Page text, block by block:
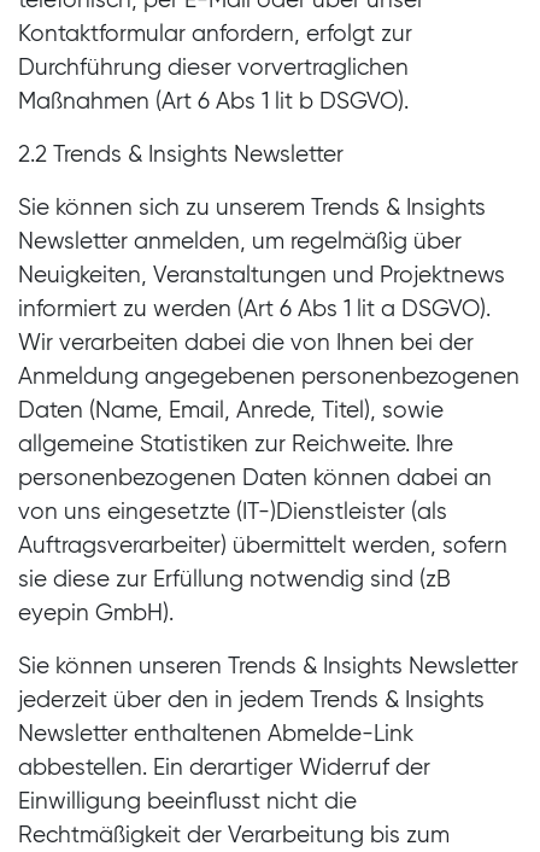
Kontaktformular anfordern, erfolgt zur
Durchführung dieser vorvertraglichen
Maßnahmen (Art 6 Abs 1 lit b DSGVO).
2.2 Trends & Insights Newsletter
Sie können sich zu unserem Trends & Insights
Newsletter anmelden, um regelmäßig über
Neuigkeiten, Veranstaltungen und Projektnews
informiert zu werden (Art 6 Abs 1 lit a DSGVO).
Wir verarbeiten dabei die von Ihnen bei der
Anmeldung angegebenen personenbezogenen
Daten (Name, Email, Anrede, Titel), sowie
allgemeine Statistiken zur Reichweite. Ihre
personenbezogenen Daten können dabei an
von uns eingesetzte (IT-)Dienstleister (als
Auftragsverarbeiter) übermittelt werden, sofern
sie diese zur Erfüllung notwendig sind (zB
eyepin GmbH).
Sie können unseren Trends & Insights Newsletter
jederzeit über den in jedem Trends & Insights
Newsletter enthaltenen Abmelde-Link
abbestellen. Ein derartiger Widerruf der
Einwilligung beeinflusst nicht die
Rechtmäßigkeit der Verarbeitung bis zum